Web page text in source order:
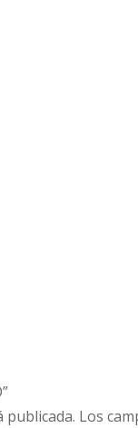
publicada. Los